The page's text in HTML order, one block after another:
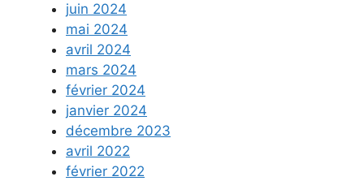
juin 2024
mai 2024
avril 2024
mars 2024
février 2024
janvier 2024
décembre 2023
avril 2022
février 2022